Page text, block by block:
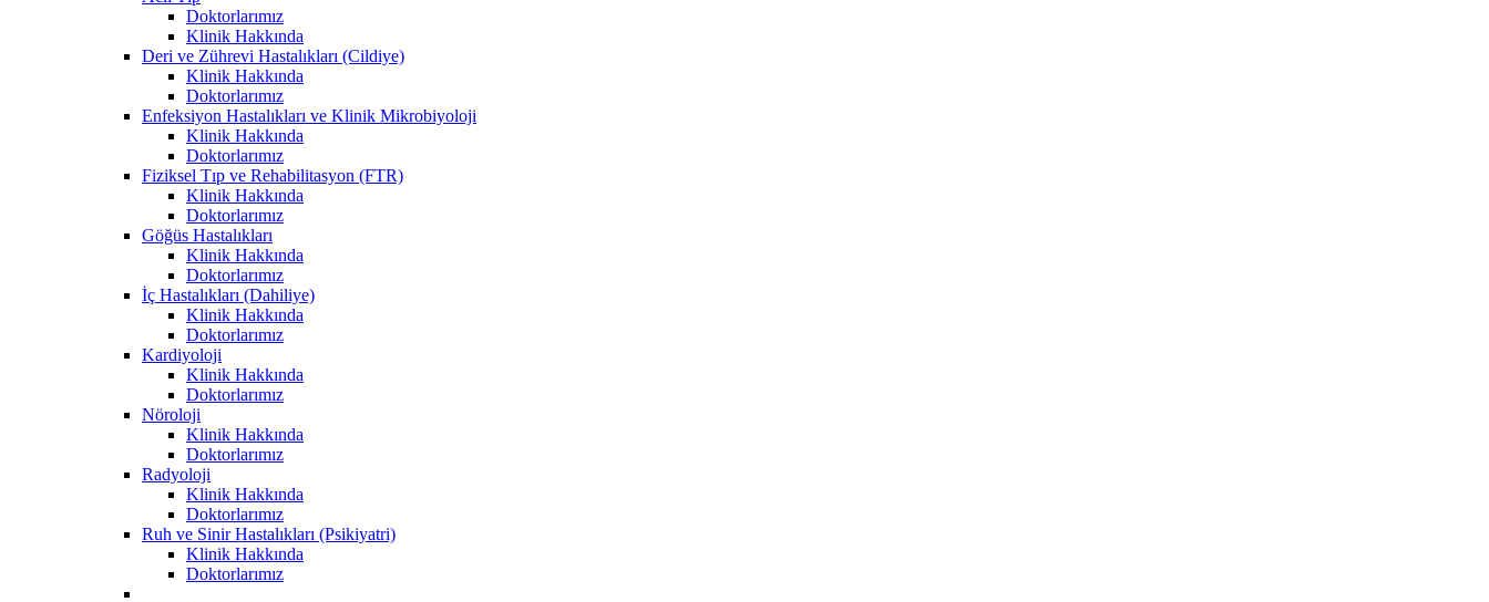
Doktorlarımız
Klinik Hakkında
Deri ve Zührevi Hastalıkları (Cildiye)
Klinik Hakkında
Doktorlarımız
Enfeksiyon Hastalıkları ve Klinik Mikrobiyoloji
Klinik Hakkında
Doktorlarımız
Fiziksel Tıp ve Rehabilitasyon (FTR)
Klinik Hakkında
Doktorlarımız
Göğüs Hastalıkları
Klinik Hakkında
Doktorlarımız
İç Hastalıkları (Dahiliye)
Klinik Hakkında
Doktorlarımız
Kardiyoloji
Klinik Hakkında
Doktorlarımız
Nöroloji
Klinik Hakkında
Doktorlarımız
Radyoloji
Klinik Hakkında
Doktorlarımız
Ruh ve Sinir Hastalıkları (Psikiyatri)
Klinik Hakkında
Doktorlarımız